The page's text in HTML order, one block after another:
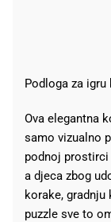
Podloga za
Ova elegantna
samo vizualno
podnoj
a djeca zbog
korake,
puzzle sve to